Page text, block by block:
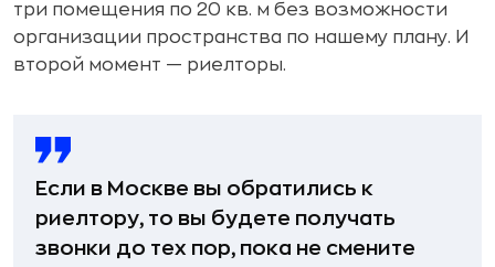
три помещения по 20 кв. м без возможности
организации пространства по нашему плану. И
второй момент — риелторы.
Если в Москве вы обратились к
риелтору, то вы будете получать
звонки до тех пор, пока не смените